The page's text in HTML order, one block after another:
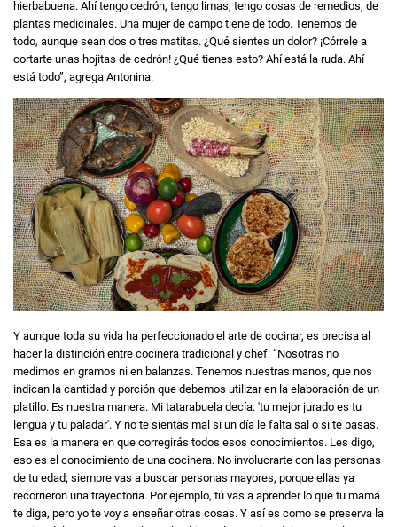
hierbabuena. Ahí tengo cedrón, tengo limas, tengo cosas de remedios, de
plantas medicinales. Una mujer de campo tiene de todo. Tenemos de
todo, aunque sean dos o tres matitas. ¿Qué sientes un dolor? ¡Córrele a
cortarte unas hojitas de cedrón! ¿Qué tienes esto? Ahí está la ruda. Ahí
está todo”, agrega Antonina.
Y aunque toda su vida ha perfeccionado el arte de cocinar, es precisa al
hacer la distinción entre cocinera tradicional y chef: “Nosotras no
medimos en gramos ni en balanzas. Tenemos nuestras manos, que nos
indican la cantidad y porción que debemos utilizar en la elaboración de un
platillo. Es nuestra manera. Mi tatarabuela decía: 'tu mejor jurado es tu
lengua y tu paladar'. Y no te sientas mal si un día le falta sal o si te pasas.
Esa es la manera en que corregirás todos esos conocimientos. Les digo,
eso es el conocimiento de una cocinera. No involucrarte con las personas
de tu edad; siempre vas a buscar personas mayores, porque ellas ya
recorrieron una trayectoria. Por ejemplo, tú vas a aprender lo que tu mamá
te diga, pero yo te voy a enseñar otras cosas. Y así es como se preserva la